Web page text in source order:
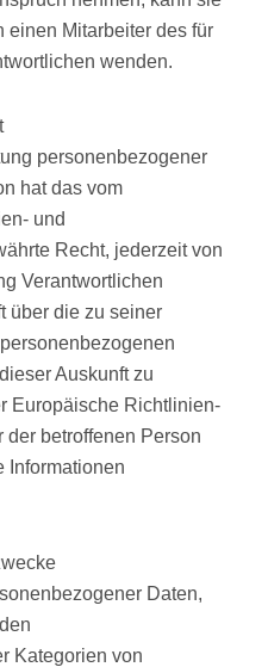
einen Mitarbeiter des für
wenden.
personenbezogener
hat das vom
und
Recht, jederzeit von
Verantwortlichen
über die zu seiner
Auskunft zu
Europäische Richtlinien-
der betroffenen Person
Informationen
Daten,
Kategorien von